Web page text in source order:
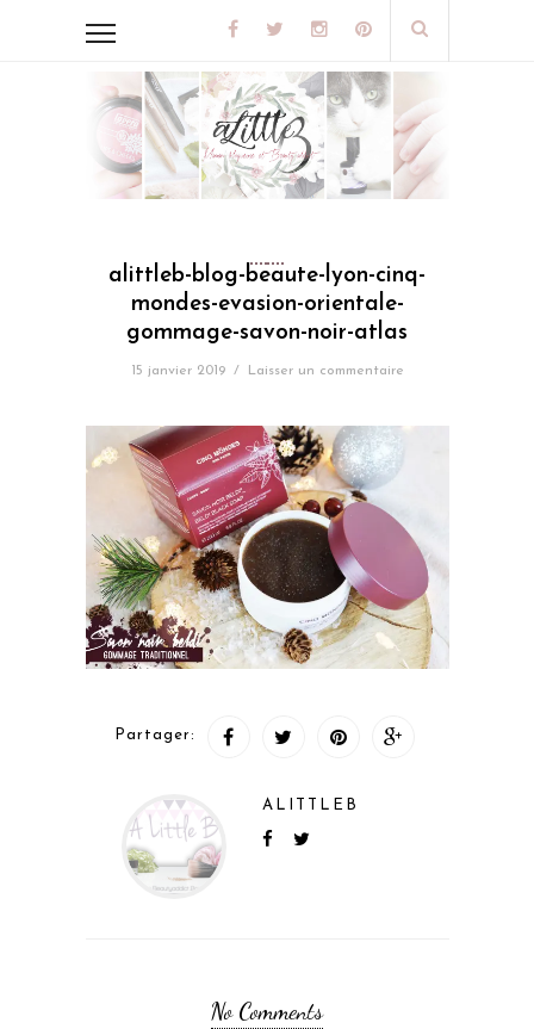
alittleb-blog-beaute-lyon-cinq-
mondes-evasion-orientale-
gommage-savon-noir-atlas
15 janvier 2019 / Laisser un commentaire
Partager:
ALITTLEB
No Comments